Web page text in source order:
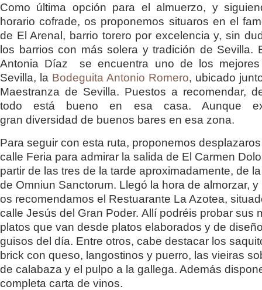
Como última opción para el almuerzo, y
horario cofrade, os proponemos situaros en el
de El Arenal, barrio torero por excelencia y, sin
los barrios con más solera y tradición de Sevilla.
Antonia Díaz se encuentra uno de los
Sevilla, la Bodeguita Antonio Romero, ubicado
Maestranza de Sevilla. Puestos a recomendar,
todo está bueno en esa casa. Aunque
gran diversidad de buenos bares en esa zona.
Para seguir con esta ruta, proponemos
calle Feria para admirar la salida de El Carmen
partir de las tres de la tarde aproximadamente, de
de Omniun Sanctorum. Llegó la hora de almorzar, y
os recomendamos el Restuarante La Azotea,
calle Jesús del Gran Poder. Allí podréis probar sus
platos que van desde platos elaborados y de
guisos del día. Entre otros, cabe destacar los
brick con queso, langostinos y puerro, las vieiras
de calabaza y el pulpo a la gallega. Además
completa carta de vinos.